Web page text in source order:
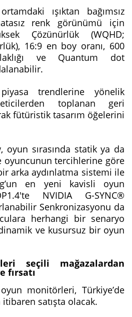
ışıktan bağımsız
renk görünümü için
Çözünürlük (WQHD;
16:9 en boy oranı, 600
ve Quantum dot
trendlerine yönelik
toplanan geri
fütüristik tasarım öğelerini
oyun sırasında statik ya da
oyuncunun tercihlerine göre
arka aydınlatma sistemi ile
en yeni kavisli oyun
NVIDIA G-SYNC®
Senkronizasyonu da
herhangi bir senaryo
ve kusursuz bir oyun
seçili mağazalardan
fırsatı
monitörleri, Türkiye’de
satışta olacak.